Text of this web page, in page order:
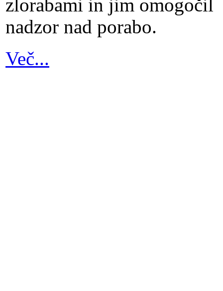
zlorabami in jim omogočil
nadzor nad porabo.
Več...